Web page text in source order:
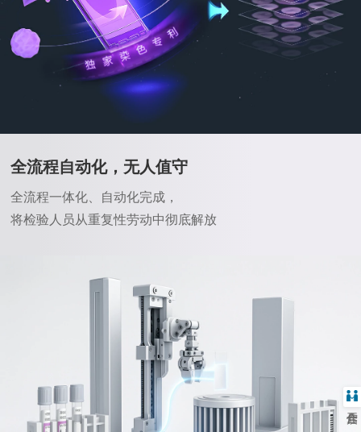
全流程自动化，无人值守
全流程一体化、自动化完成，
将检验人员从重复性劳动中彻底解放